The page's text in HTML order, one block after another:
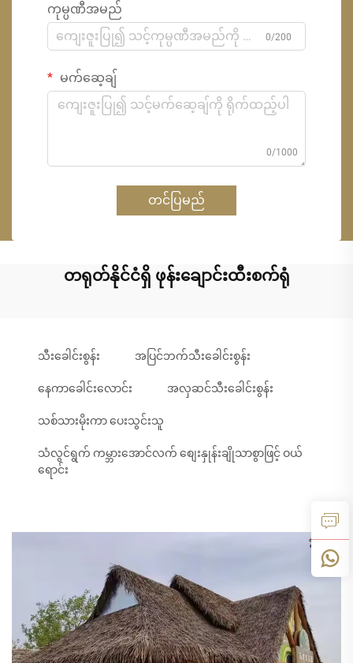
ကုမ္ပဏီအမည်
0/200
မက်ဆေ့ချ်
0/1000
တင်ပြမည်
တရုတ်နိုင်ငံရှိ ဖုန်းချောင်းထီးစက်ရုံ
သီးခေါင်းစွန်း အပြင်ဘက်သီးခေါင်းစွန်း
နေကာခေါင်းလောင်း အလှဆင်သီးခေါင်းစွန်း
သစ်သားမိုးကာ ပေးသွင်းသူ
သံလွင်ရွက် ကမ္ဘားအောင်လက် စျေးနှုန်းချိုသာစွာဖြင့် ဝယ်
ရောင်း